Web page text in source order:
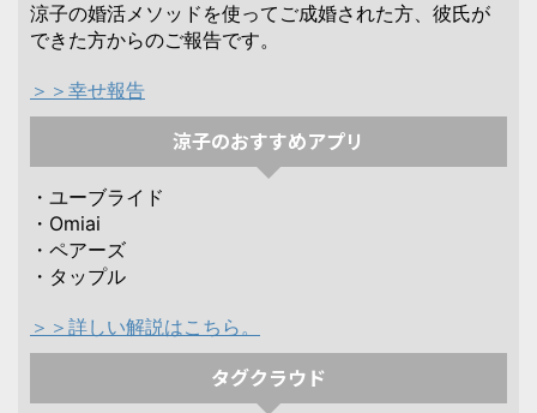
涼子の婚活メソッドを使ってご成婚された方、彼氏が
できた方からのご報告です。
＞＞幸せ報告
涼子のおすすめアプリ
・ユーブライド
・Omiai
・ペアーズ
・タップル
＞＞詳しい解説はこちら。
タグクラウド